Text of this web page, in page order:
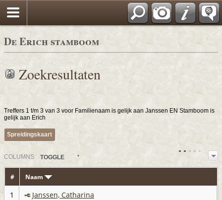
De Erich stamboom
Zoekresultaten
Treffers 1 t/m 3 van 3 voor Familienaam is gelijk aan Janssen EN Stamboom is
gelijk aan Erich
Spreidingskaart
COLUMN S: TOGGLE
# Naam
1
Janssen, Catharina